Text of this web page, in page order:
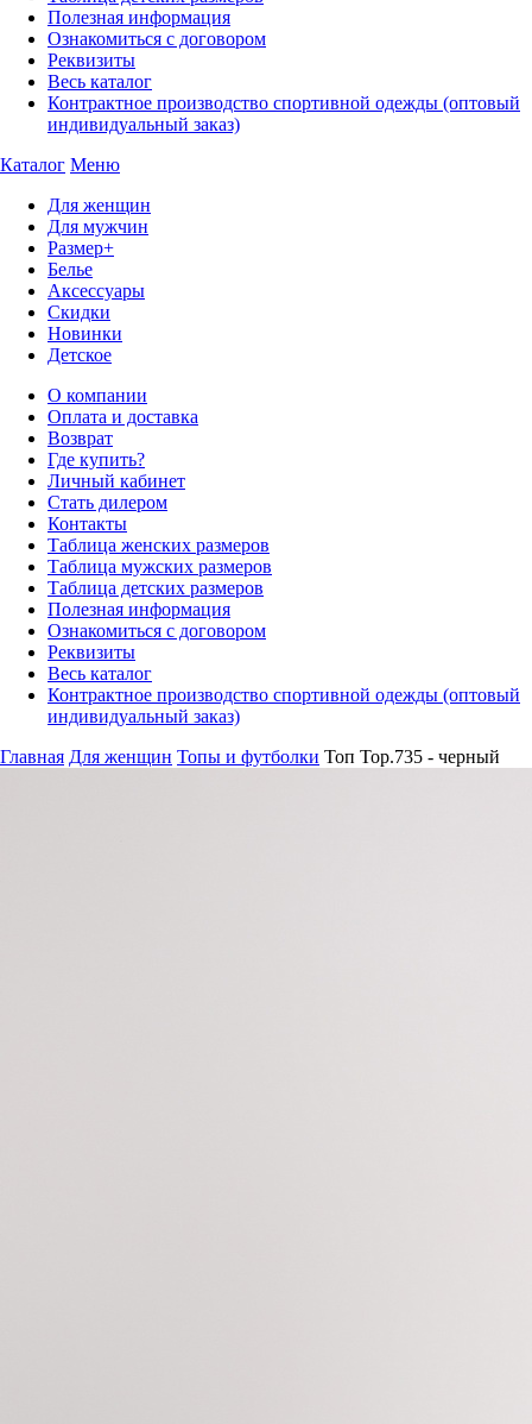
Полезная информация
Ознакомиться с договором
Реквизиты
Весь каталог
Контрактное производство спортивной одежды (оптовый
индивидуальный заказ)
Каталог Меню
Для женщин
Для мужчин
Размер+
Белье
Аксессуары
Скидки
Новинки
Детское
О компании
Оплата и доставка
Возврат
Где купить?
Личный кабинет
Стать дилером
Контакты
Таблица женских размеров
Таблица мужских размеров
Таблица детских размеров
Полезная информация
Ознакомиться с договором
Реквизиты
Весь каталог
Контрактное производство спортивной одежды (оптовый
индивидуальный заказ)
Главная Для женщин Топы и футболки Топ Top.735 - черный